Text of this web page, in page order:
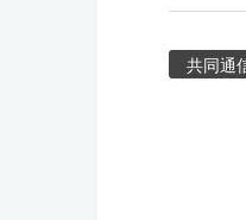
共同通